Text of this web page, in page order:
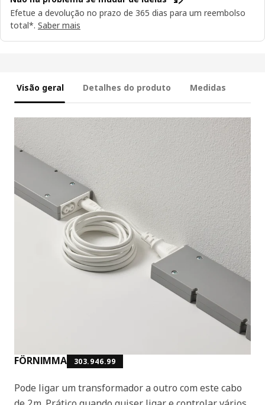
Efetue a devolução no prazo de 365 dias para um reembolso
total*. Saber mais
Visão geral Detalhes do produto Medidas
FÖRNIMMA 303.946.99
Pode ligar um transformador a outro com este cabo